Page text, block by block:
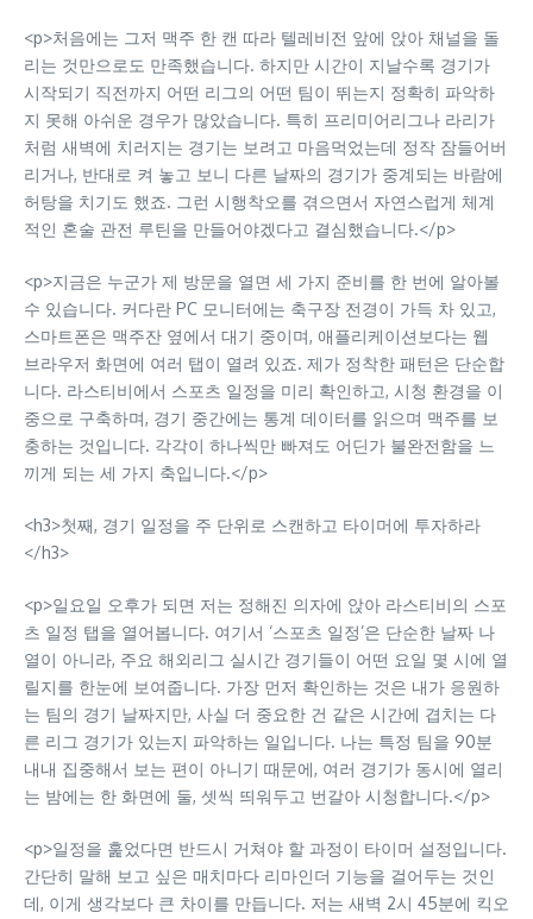
<p>처음에는 그저 맥주 한 캔 따라 텔레비전 앞에 앉아 채널을 돌
리는 것만으로도 만족했습니다. 하지만 시간이 지날수록 경기가
시작되기 직전까지 어떤 리그의 어떤 팀이 뛰는지 정확히 파악하
지 못해 아쉬운 경우가 많았습니다. 특히 프리미어리그나 라리가
처럼 새벽에 치러지는 경기는 보려고 마음먹었는데 정작 잠들어버
리거나, 반대로 켜 놓고 보니 다른 날짜의 경기가 중계되는 바람에
허탕을 치기도 했죠. 그런 시행착오를 겪으면서 자연스럽게 체계
적인 혼술 관전 루틴을 만들어야겠다고 결심했습니다.</p>
<p>지금은 누군가 제 방문을 열면 세 가지 준비를 한 번에 알아볼
수 있습니다. 커다란 PC 모니터에는 축구장 전경이 가득 차 있고,
스마트폰은 맥주잔 옆에서 대기 중이며, 애플리케이션보다는 웹
브라우저 화면에 여러 탭이 열려 있죠. 제가 정착한 패턴은 단순합
니다. 라스티비에서 스포츠 일정을 미리 확인하고, 시청 환경을 이
중으로 구축하며, 경기 중간에는 통계 데이터를 읽으며 맥주를 보
충하는 것입니다. 각각이 하나씩만 빠져도 어딘가 불완전함을 느
끼게 되는 세 가지 축입니다.</p>
<h3>첫째, 경기 일정을 주 단위로 스캔하고 타이머에 투자하라
</h3>
<p>일요일 오후가 되면 저는 정해진 의자에 앉아 라스티비의 스포
츠 일정 탭을 열어봅니다. 여기서 ‘스포츠 일정’은 단순한 날짜 나
열이 아니라, 주요 해외리그 실시간 경기들이 어떤 요일 몇 시에 열
릴지를 한눈에 보여줍니다. 가장 먼저 확인하는 것은 내가 응원하
는 팀의 경기 날짜지만, 사실 더 중요한 건 같은 시간에 겹치는 다
른 리그 경기가 있는지 파악하는 일입니다. 나는 특정 팀을 90분
내내 집중해서 보는 편이 아니기 때문에, 여러 경기가 동시에 열리
는 밤에는 한 화면에 둘, 셋씩 띄워두고 번갈아 시청합니다.</p>
<p>일정을 훑었다면 반드시 거쳐야 할 과정이 타이머 설정입니다.
간단히 말해 보고 싶은 매치마다 리마인더 기능을 걸어두는 것인
데, 이게 생각보다 큰 차이를 만듭니다. 저는 새벽 2시 45분에 킥오